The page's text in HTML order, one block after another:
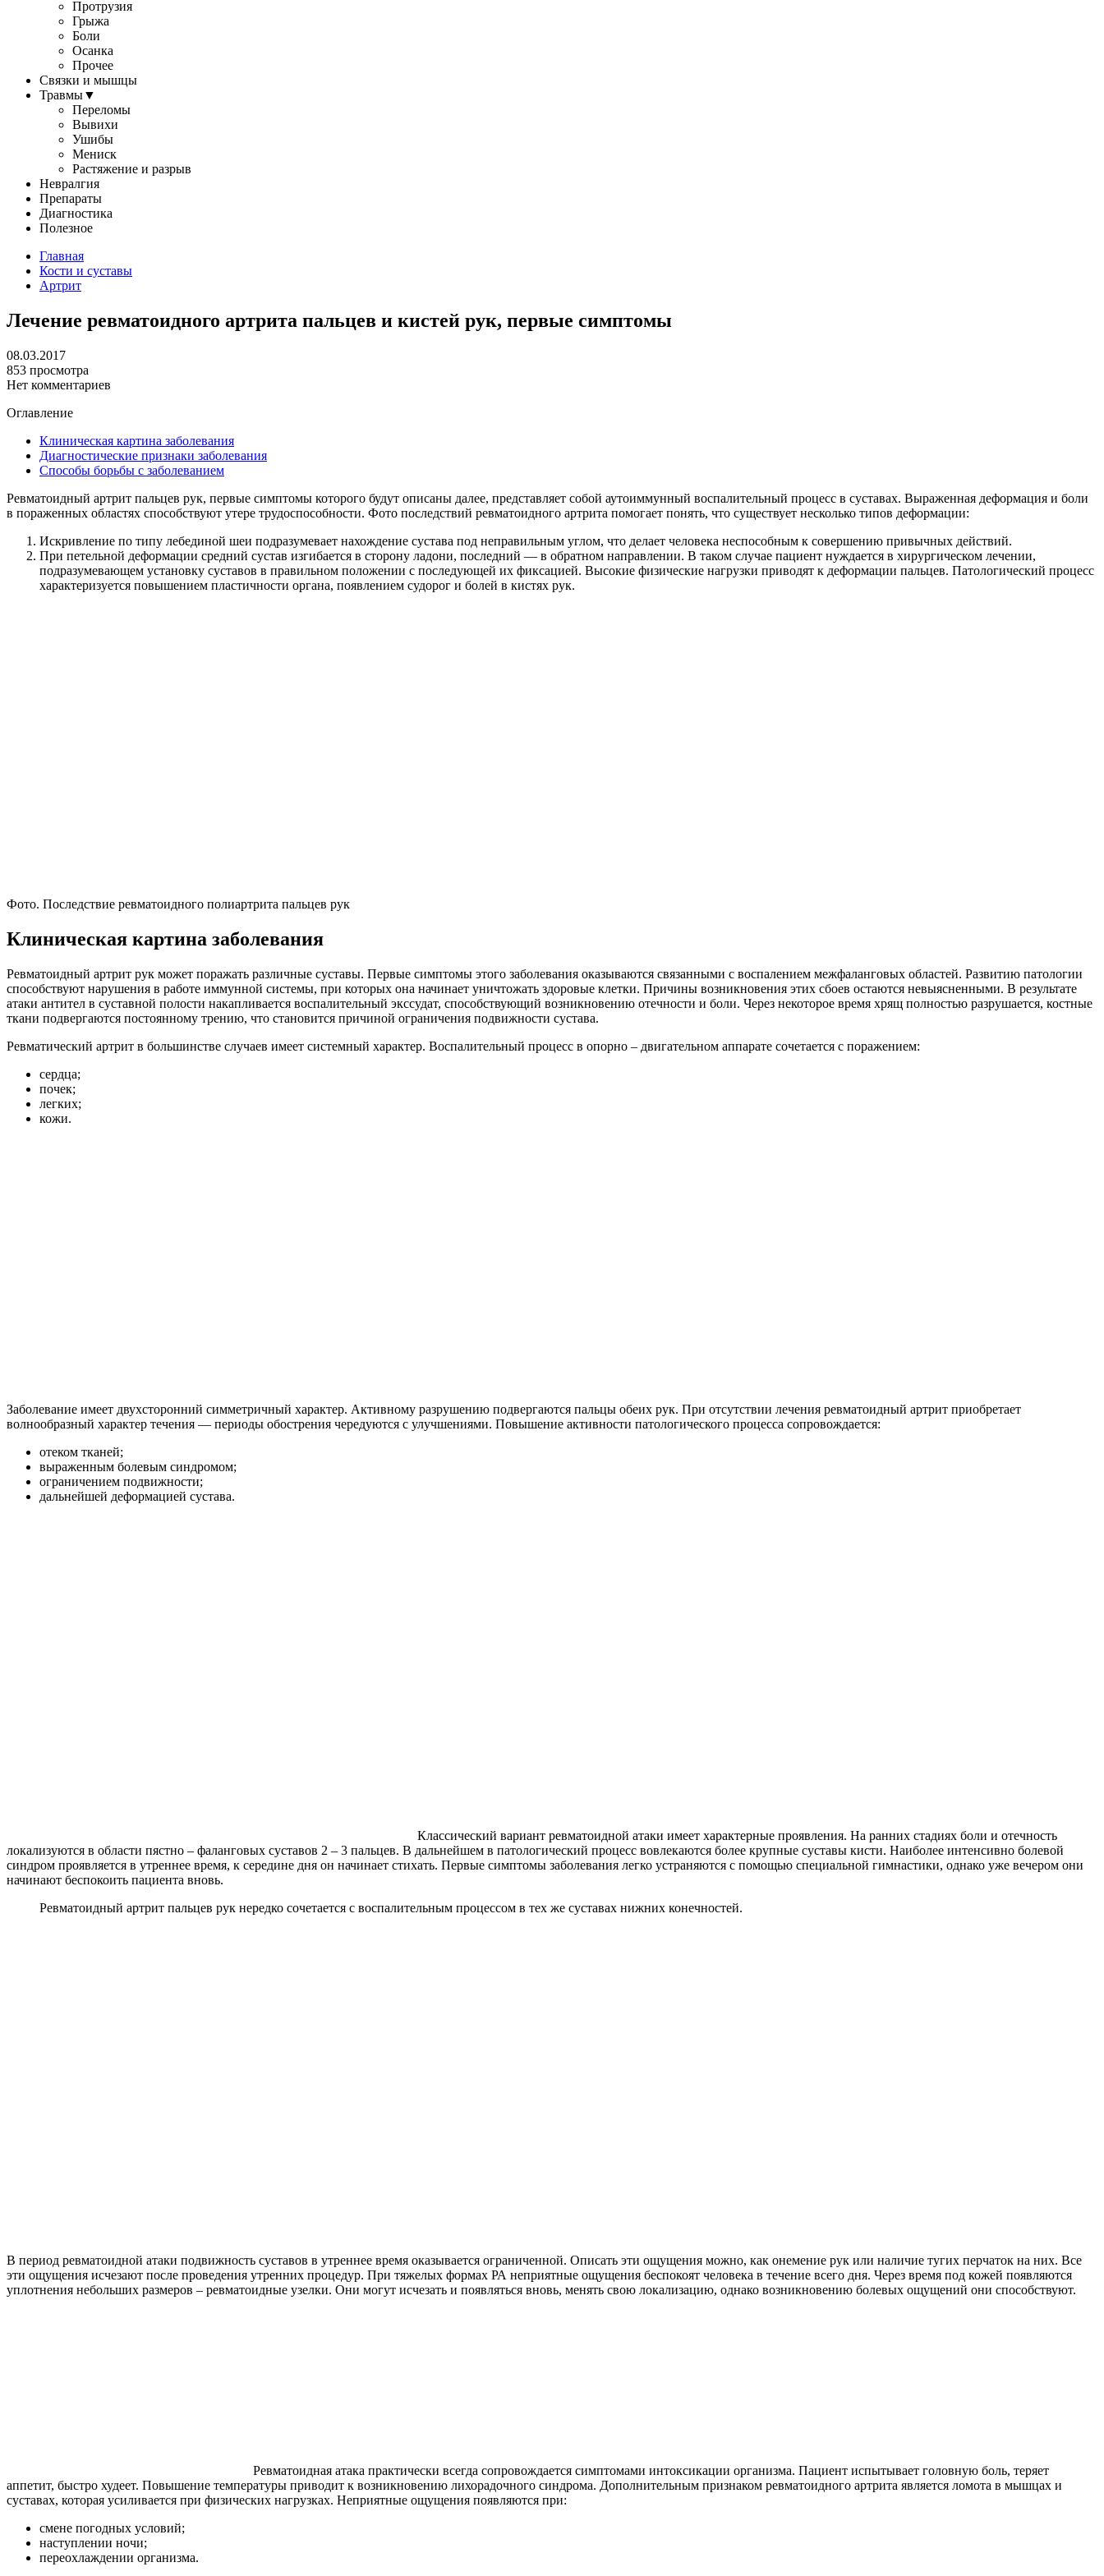
Протрузия
Грыжа
Боли
Осанка
Прочее
Связки и мышцы
Травмы▼
Переломы
Вывихи
Ушибы
Мениск
Растяжение и разрыв
Невралгия
Препараты
Диагностика
Полезное
Главная
Кости и суставы
Артрит
Лечение ревматоидного артрита пальцев и кистей рук, первые симптомы
08.03.2017
853 просмотра
Нет комментариев
Оглавление
Клиническая картина заболевания
Диагностические признаки заболевания
Способы борьбы с заболеванием
Ревматоидный артрит пальцев рук, первые симптомы которого будут описаны далее, представляет собой аутоиммунный воспалительный процесс в суставах. Выраженная деформация и боли
в пораженных областях способствуют утере трудоспособности. Фото последствий ревматоидного артрита помогает понять, что существует несколько типов деформации:
Искривление по типу лебединой шеи подразумевает нахождение сустава под неправильным углом, что делает человека неспособным к совершению привычных действий.
При петельной деформации средний сустав изгибается в сторону ладони, последний — в обратном направлении. В таком случае пациент нуждается в хирургическом лечении,
подразумевающем установку суставов в правильном положении с последующей их фиксацией. Высокие физические нагрузки приводят к деформации пальцев. Патологический процесс
характеризуется повышением пластичности органа, появлением судорог и болей в кистях рук.
Фото. Последствие ревматоидного полиартрита пальцев рук
Клиническая картина заболевания
Ревматоидный артрит рук может поражать различные суставы. Первые симптомы этого заболевания оказываются связанными с воспалением межфаланговых областей. Развитию патологии
способствуют нарушения в работе иммунной системы, при которых она начинает уничтожать здоровые клетки. Причины возникновения этих сбоев остаются невыясненными. В результате
атаки антител в суставной полости накапливается воспалительный экссудат, способствующий возникновению отечности и боли. Через некоторое время хрящ полностью разрушается, костные
ткани подвергаются постоянному трению, что становится причиной ограничения подвижности сустава.
Ревматический артрит в большинстве случаев имеет системный характер. Воспалительный процесс в опорно – двигательном аппарате сочетается с поражением:
сердца;
почек;
легких;
кожи.
Заболевание имеет двухсторонний симметричный характер. Активному разрушению подвергаются пальцы обеих рук. При отсутствии лечения ревматоидный артрит приобретает
волнообразный характер течения — периоды обострения чередуются с улучшениями. Повышение активности патологического процесса сопровождается:
отеком тканей;
выраженным болевым синдромом;
ограничением подвижности;
дальнейшей деформацией сустава.
Классический вариант ревматоидной атаки имеет характерные проявления. На ранних стадиях боли и отечность
локализуются в области пястно – фаланговых суставов 2 – 3 пальцев. В дальнейшем в патологический процесс вовлекаются более крупные суставы кисти. Наиболее интенсивно болевой
синдром проявляется в утреннее время, к середине дня он начинает стихать. Первые симптомы заболевания легко устраняются с помощью специальной гимнастики, однако уже вечером они
начинают беспокоить пациента вновь.
Ревматоидный артрит пальцев рук нередко сочетается с воспалительным процессом в тех же суставах нижних конечностей.
В период ревматоидной атаки подвижность суставов в утреннее время оказывается ограниченной. Описать эти ощущения можно, как онемение рук или наличие тугих перчаток на них. Все
эти ощущения исчезают после проведения утренних процедур. При тяжелых формах РА неприятные ощущения беспокоят человека в течение всего дня. Через время под кожей появляются
уплотнения небольших размеров – ревматоидные узелки. Они могут исчезать и появляться вновь, менять свою локализацию, однако возникновению болевых ощущений они способствуют.
Ревматоидная атака практически всегда сопровождается симптомами интоксикации организма. Пациент испытывает головную боль, теряет
аппетит, быстро худеет. Повышение температуры приводит к возникновению лихорадочного синдрома. Дополнительным признаком ревматоидного артрита является ломота в мышцах и
суставах, которая усиливается при физических нагрузках. Неприятные ощущения появляются при:
смене погодных условий;
наступлении ночи;
переохлаждении организма.